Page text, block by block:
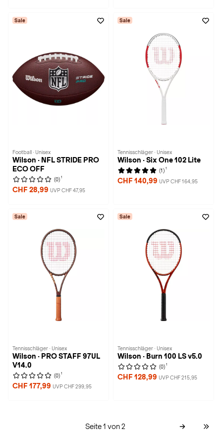
Sale
Football · Unisex
Wilson · NFL STRIDE PRO
ECO OFF
(0) 1
CHF 28,99 UVP CHF 47,95
Sale
Tennisschläger · Unisex
Wilson · Six One 102 Lite
(1) 1
CHF 140,99 UVP CHF 164,95
Sale
Tennisschläger · Unisex
Wilson · PRO STAFF 97UL
V14.0
(0) 1
CHF 177,99 UVP CHF 299,95
Sale
Tennisschläger · Unisex
Wilson · Burn 100 LS v5.0
(0) 1
CHF 128,99 UVP CHF 215,95
Seite 1 von 2